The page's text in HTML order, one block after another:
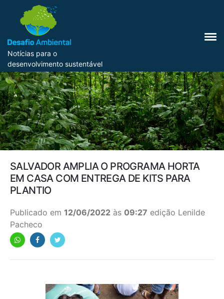
Notícias para o
desenvolvimento sustentável
SALVADOR AMPLIA O PROGRAMA HORTA
EM CASA COM ENTREGA DE KITS PARA
PLANTIO
Publicado em 12/06/2022 às 09:27 edição Lenilde
Pacheco